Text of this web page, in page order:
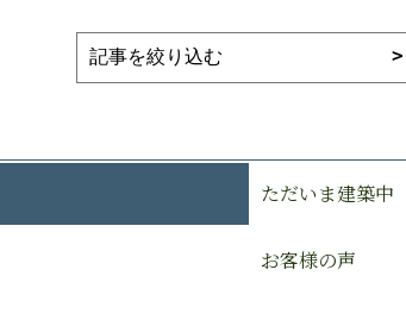
ただいま建築中
お客様の声